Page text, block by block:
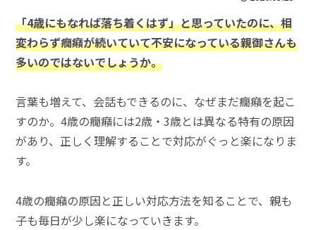
「4歳にもなれば落ち着くはず」と思っていたのに、相
変わらず癇癪が続いていて不安になっている親御さんも
多いのではないでしょうか。
言葉も増えて、会話もできるのに、なぜまだ癇癪を起こ
すのか。4歳の癇癪には2歳・3歳とは異なる特有の原因
があり、正しく理解することで対応がぐっと楽になりま
す。
4歳の癇癪の原因と正しい対応方法を知ることで、親も
子も毎日が少し楽になっていきます。